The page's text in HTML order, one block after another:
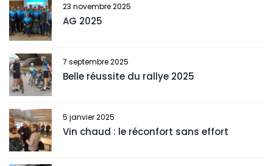
23 novembre 2025
AG 2025
7 septembre 2025
Belle réussite du rallye 2025
5 janvier 2025
Vin chaud : le réconfort sans effort